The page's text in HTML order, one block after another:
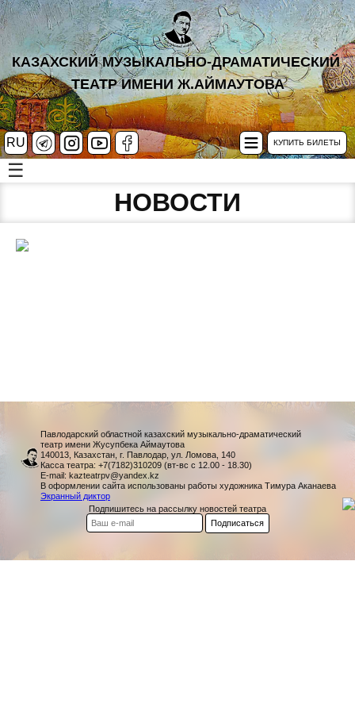
RU КУПИТЬ БИЛЕТЫ
КАЗАХСКИЙ МУЗЫКАЛЬНО-ДРАМАТИЧЕСКИЙ
ТЕАТР ИМЕНИ Ж.АЙМАУТОВА
☰
НОВОСТИ
Павлодарский областной казахский музыкально-драматический
театр имени Жусупбека Аймаутова
140013, Казахстан, г. Павлодар, ул. Ломова, 140
Касса театра: +7(7182)310209 (вт-вс с 12.00 - 18.30)
E-mail: kazteatrpv@yandex.kz
В оформлении сайта использованы работы художника Тимура Аканаева
Экранный диктор
Подпишитесь на рассылку новостей театра
Подписаться